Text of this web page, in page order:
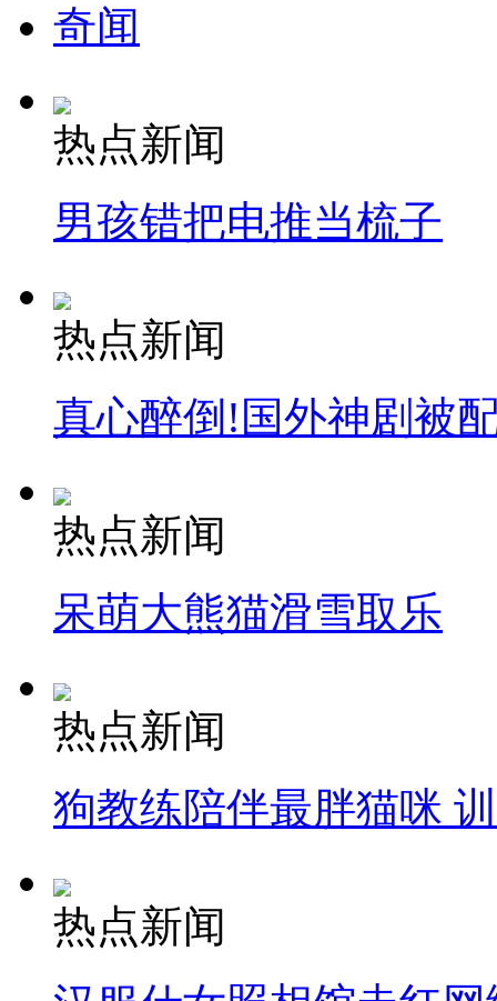
奇闻
热点新闻
男孩错把电推当梳子
热点新闻
真心醉倒!国外神剧被
热点新闻
呆萌大熊猫滑雪取乐
热点新闻
狗教练陪伴最胖猫咪
热点新闻